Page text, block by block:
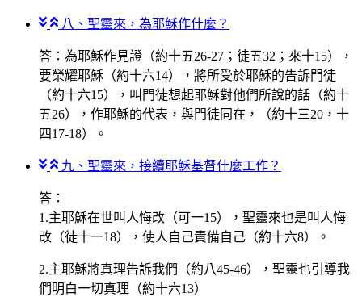
八、聖靈來，為耶穌作什麼？
答：為耶穌作見證（約十五26-27；徒五32；來十15），
要榮耀耶穌（約十六14），將所受於耶穌的告訴門徒
（約十六15），叫門徒想起耶穌對他們所說的話（約十
五26），作耶穌的代表，與門徒同在，（約十三20，十
四17-18）。
九、聖靈來，接續耶穌基督什麼工作？
答：
1.主耶穌在世叫人悔改（可一15），聖靈來也是叫人悔
改（徒十一18），使人自己責備自己（約十六8）。
2.主耶穌將真理告訴我們（約八45-46），聖靈也引導我
們明白一切真理（約十六13）